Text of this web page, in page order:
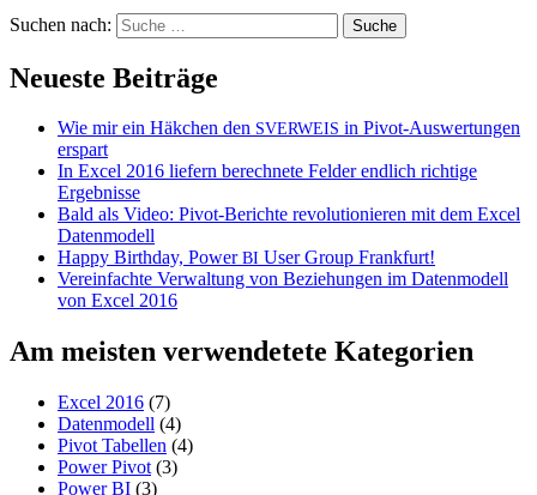
Suchen nach:
Neueste Beiträge
Wie mir ein Häkchen den SVERWEIS in Pivot-Auswertungen
erspart
In Excel 2016 liefern berechnete Felder endlich richtige
Ergebnisse
Bald als Video: Pivot-Berichte revolutionieren mit dem Excel
Datenmodell
Happy Birthday, PowerBI User Group Frankfurt!
Vereinfachte Verwaltung von Beziehungen im Datenmodell
von Excel 2016
Am meisten verwendetete Kategorien
Excel 2016 (7)
Datenmodell (4)
Pivot Tabellen (4)
Power Pivot (3)
Power BI (3)